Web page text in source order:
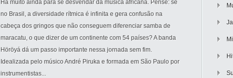
Há muito ainda para se desvendar da música africana. Pense: se
no Brasil, a diversidade rítmica é infinita e gera confusão na
cabeça dos gringos que não conseguem diferenciar samba de
maracatu, o que dizer de um continente com 54 países? A banda
Höröyá dá um passo importante nessa jornada sem fim.
Idealizada pelo músico André Piruka e formada em São Paulo por
instrumentistas...